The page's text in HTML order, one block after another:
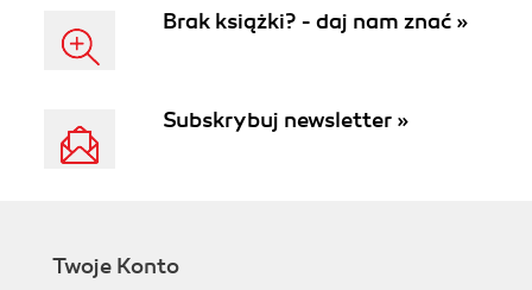
Brak książki? - daj nam znać »
Subskrybuj newsletter »
Twoje Konto